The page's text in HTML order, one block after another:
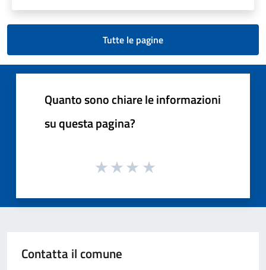
Tutte le pagine
Quanto sono chiare le informazioni
su questa pagina?
Contatta il comune